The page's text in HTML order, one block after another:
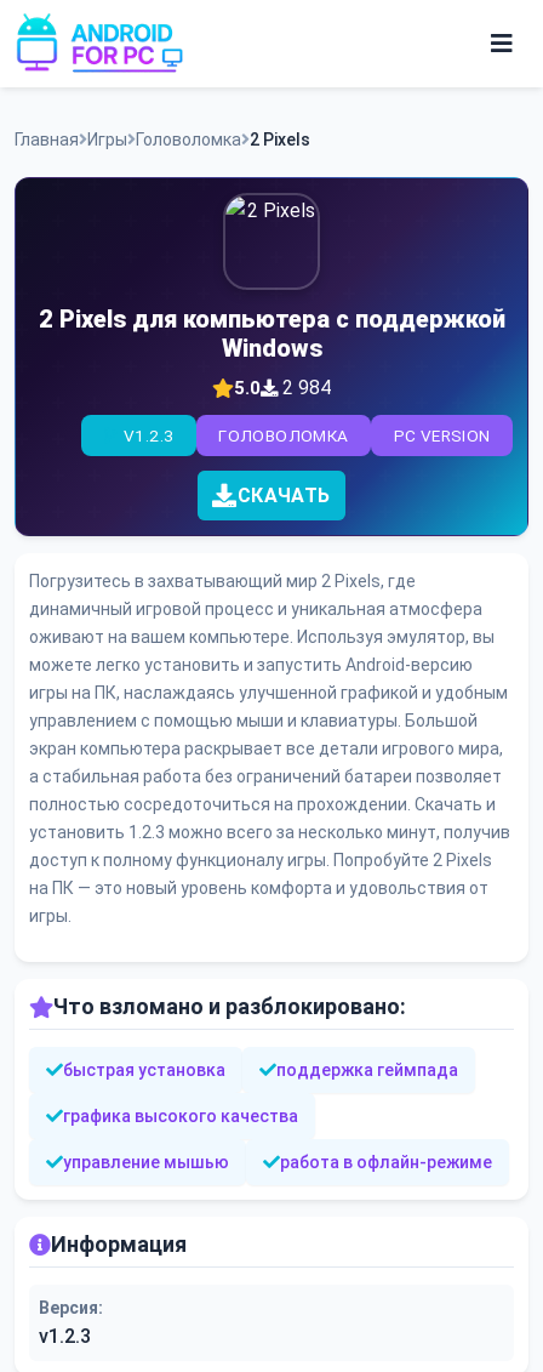
Skip
to
content
Приложения
Главная Игры Головоломка 2 Pixels
2 Pixels для компьютера с поддержкой
Windows
5.0 2 984
PC VERSION
ГОЛОВОЛОМКА
V1.2.3
СКАЧАТЬ
Погрузитесь в захватывающий мир 2 Pixels, где
динамичный игровой процесс и уникальная атмосфера
оживают на вашем компьютере. Используя эмулятор, вы
можете легко установить и запустить Android-версию
игры на ПК, наслаждаясь улучшенной графикой и удобным
управлением с помощью мыши и клавиатуры. Большой
экран компьютера раскрывает все детали игрового мира,
а стабильная работа без ограничений батареи позволяет
полностью сосредоточиться на прохождении. Скачать и
установить 1.2.3 можно всего за несколько минут, получив
доступ к полному функционалу игры. Попробуйте 2 Pixels
на ПК — это новый уровень комфорта и удовольствия от
игры.
Что взломано и разблокировано:
быстрая установка поддержка геймпада
графика высокого качества
управление мышью работа в офлайн-режиме
Информация
Версия:
v1.2.3